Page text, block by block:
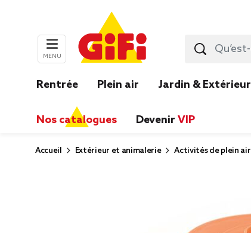
MENU
Rentrée Plein air Jardin & Extérieur
Nos catalogues Devenir VIP
Accueil Extérieur et animalerie Activités de plein air